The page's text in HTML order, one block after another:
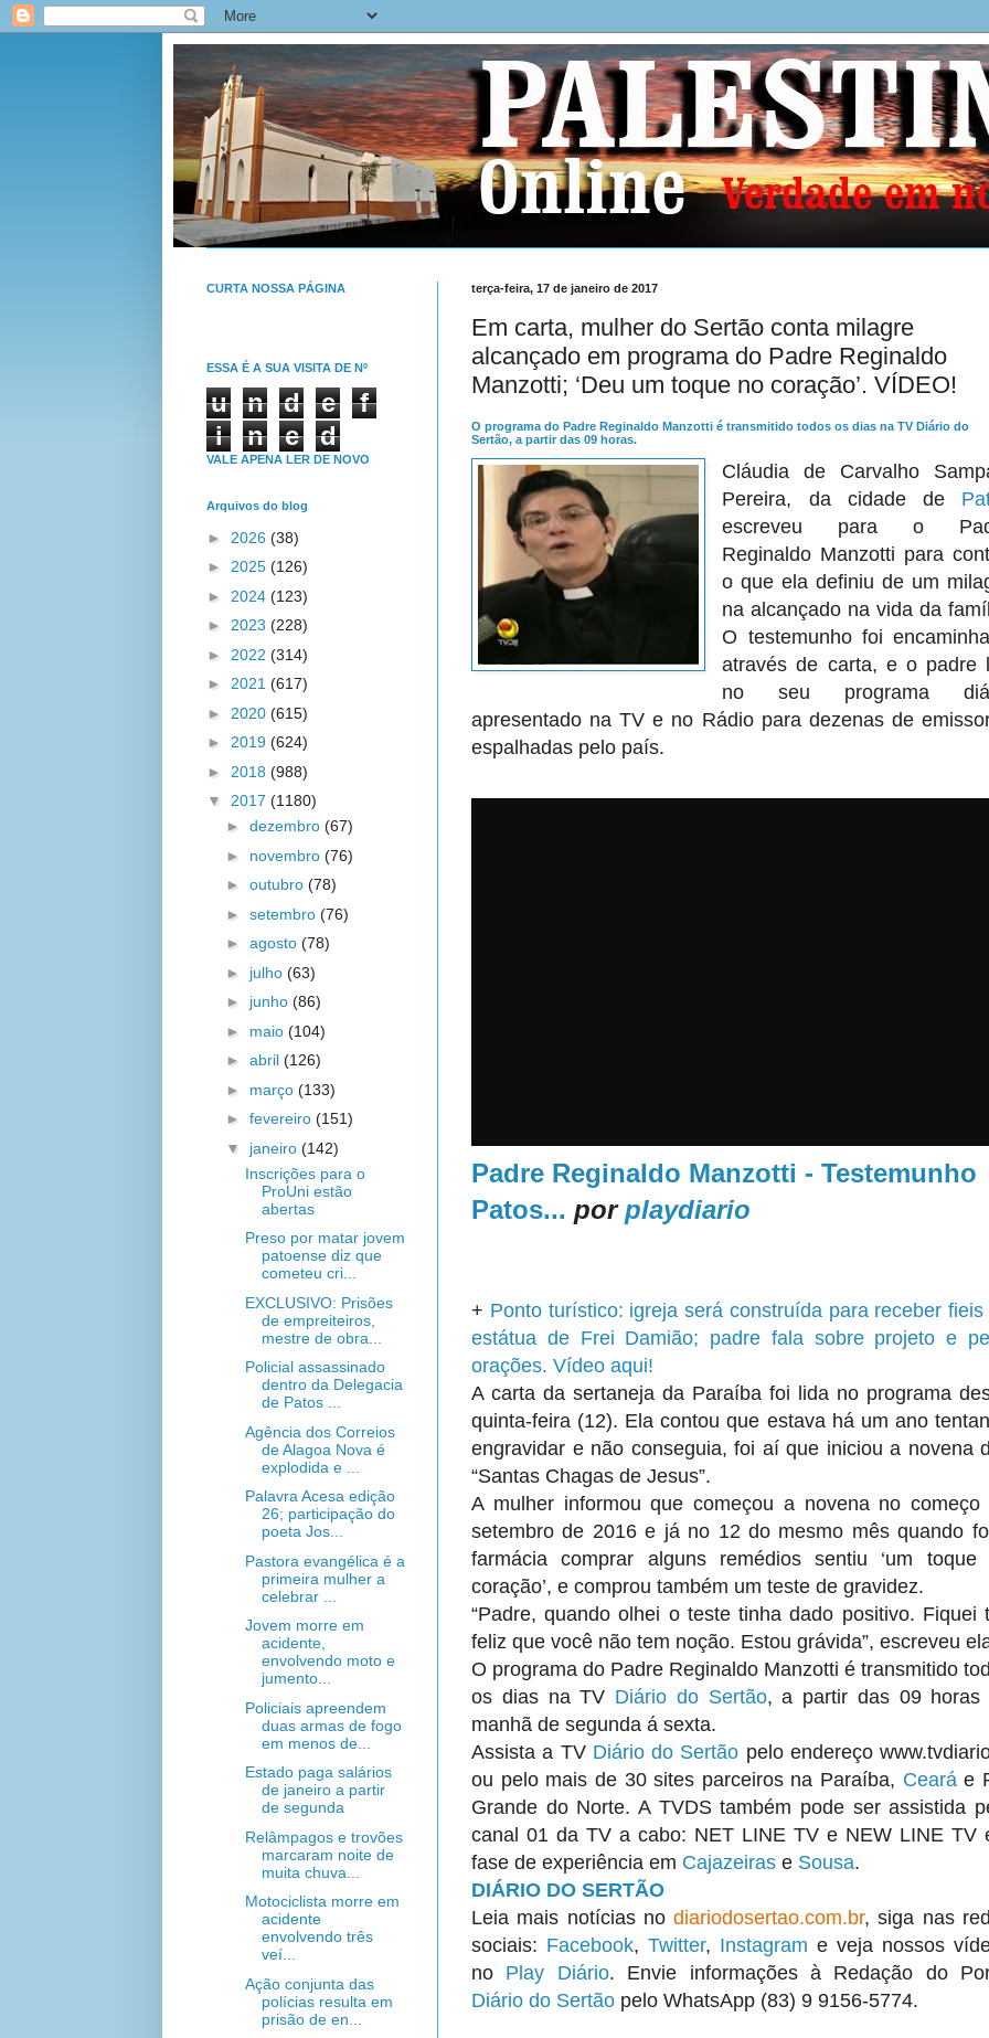
terça-feira, 17 de janeiro de 2017
Em carta, mulher do Sertão conta milagre
alcançado em programa do Padre Reginaldo
Manzotti; ‘Deu um toque no coração’. VÍDEO!
O programa do Padre Reginaldo Manzotti é transmitido todos os dias na TV Diário do
Sertão, a partir das 09 horas.
Cláudia de Carvalho
Pereira, da cidade de
escreveu para o
Reginaldo Manzotti para
o que ela definiu de um
na alcançado na vida da
O testemunho foi
através de carta, e o padre
no seu programa
apresentado na TV e no Rádio para dezenas de
espalhadas pelo país.
Padre Reginaldo Manzotti - Testemunho
Patos... porplaydiario
+ Ponto turístico: igreja será construída para receber fieis
estátua de Frei Damião; padre fala sobre projeto e
orações. Vídeo aqui!
A carta da sertaneja da Paraíba foi lida no programa
quinta-feira (12). Ela contou que estava há um ano
engravidar e não conseguia, foi aí que iniciou a novena
“Santas Chagas de Jesus”.
A mulher informou que começou a novena no começo
setembro de 2016 e já no 12 do mesmo mês quando
farmácia comprar alguns remédios sentiu ‘um toque
coração’, e comprou também um teste de gravidez.
“Padre, quando olhei o teste tinha dado positivo. Fiquei
feliz que você não tem noção. Estou grávida”, escreveu
O programa do Padre Reginaldo Manzotti é transmitido
os dias na TV Diário do Sertão, a partir das 09 horas
manhã de segunda á sexta.
Assista a TV Diário do Sertão pelo endereço
ou pelo mais de 30 sites parceiros na Paraíba, Cearáe
Grande do Norte. A TVDS também pode ser assistida
canal 01 da TV a cabo: NET LINE TV e NEW LINE TV
fase de experiência em Cajazeiras e Sousa.
DIÁRIO DO SERTÃO
Leia mais notícias nodiariodosertao.com.br, siga nas
sociais: Facebook, Twitter, Instagram e veja nossos
no Play Diário. Envie informações à Redação do
Diário do Sertão pelo WhatsApp (83) 9 9156-5774.
CURTA NOSSA PÁGINA
ESSA É A SUA VISITA DE Nº
u n d e
f
i
n e d
VALE APENA LER DE NOVO
Arquivos do blog
► 2026 (38)
► 2025 (126)
► 2024 (123)
► 2023 (228)
► 2022 (314)
► 2021 (617)
► 2020 (615)
► 2019 (624)
► 2018 (988)
▼ 2017 (1180)
► dezembro (67)
► novembro (76)
► outubro (78)
► setembro (76)
► agosto (78)
► julho (63)
► junho (86)
► maio (104)
► abril (126)
► março (133)
► fevereiro (151)
▼ janeiro (142)
Inscrições para o
ProUni estão
abertas
Preso por matar jovem
patoense diz que
cometeu cri...
EXCLUSIVO: Prisões
de empreiteiros,
mestre de obra...
Policial assassinado
dentro da Delegacia
de Patos ...
Agência dos Correios
de Alagoa Nova é
explodida e ...
Palavra Acesa edição
26; participação do
poeta Jos...
Pastora evangélica é a
primeira mulher a
celebrar ...
Jovem morre em
acidente,
envolvendo moto e
jumento...
Policiais apreendem
duas armas de fogo
em menos de...
Estado paga salários
de janeiro a partir
de segunda
Relâmpagos e trovões
marcaram noite de
muita chuva...
Motociclista morre em
acidente
envolvendo três
veí...
Ação conjunta das
polícias resulta em
prisão de en...